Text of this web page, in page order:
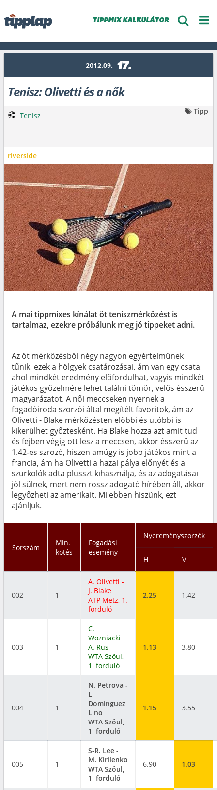
TIPPMIX KALKULÁTOR
2012.09. 17.
Tenisz: Olivetti és a nők
riverside
Tenisz Tipp
A mai tippmixes kínálat öt teniszmérkőzést is
tartalmaz, ezekre próbálunk meg jó tippeket adni.
Az öt mérkőzésből négy nagyon egyértelműnek
tűnik, ezek a hölgyek csatározásai, ám van egy csata,
ahol mindkét eredmény előfordulhat, vagyis mindkét
játékos győzelmére lehet találni tömör, velős ésszerű
magyarázatot. A női meccseken nyernek a
fogadóiroda szorzói által megítélt favoritok, ám az
Olivetti - Blake mérkőzésten előbbi és utóbbi is
kikerülhet győztesként. Ha Blake hozza azt amit tud
és fejben végig ott lesz a meccsen, akkor ésszerű az
1.42-es szrozó, hiszen amúgy is jobb játékos mint a
francia, ám ha Olivetti a hazai pálya előnyét és a
szurkolók adta plusszt kihasználja, és az adogatásai
jól sülnek, mert nem rossz adogató hírében áll, akkor
legyőzheti az amerikait. Mi ebben hiszünk, ezt
ajánljuk.
Sorszám
Min.
kötés
Fogadási
esemény
Nyereményszorzók
H V
002 1
A. Olivetti -
J. Blake
ATP Metz, 1.
forduló
2.25 1.42
003 1
C.
Wozniacki -
A. Rus
WTA Szöul,
1. forduló
1.13 3.80
004 1
N. Petrova -
L.
Dominguez
Lino
WTA Szöul,
1. forduló
1.15 3.55
005 1
S-R. Lee -
M. Kirilenko
WTA Szöul,
1. forduló
6.90 1.03